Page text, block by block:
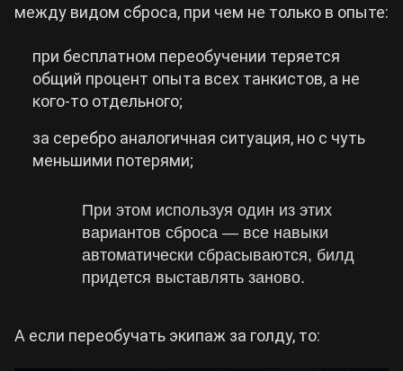
между видом сброса, при чем не только в опыте:
при бесплатном переобучении теряется
общий процент опыта всех танкистов, а не
кого-то отдельного;
за серебро аналогичная ситуация, но с чуть
меньшими потерями;
При этом используя один из этих
вариантов сброса — все навыки
автоматически сбрасываются, билд
придется выставлять заново.
А если переобучать экипаж за голду, то: